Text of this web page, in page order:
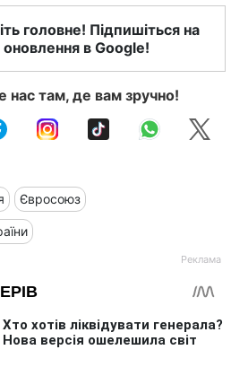
головне! Підпишіться на
оновлення в Google!
нас там, де вам зручно!
Євросоюз